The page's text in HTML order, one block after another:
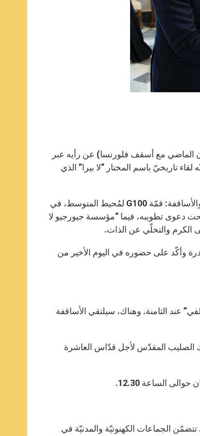
الماضي مع أسقف فلورنسا) عن رأيه عبر
تاريخيّ باسم المختار “لا بيرا” الذي
في الواقع، يُنظّم مختار فلورنسا هذا اللقاء بين 24 و27 شباط لأجل المخاتير والأساقفة: قمّة G100 لمُحيط المتوسط، في
جيورجيو لا بيرا (1904 – 1977)، والذي افتُتحت دعوى تطويبه، فيما “مؤسسة جيورجيو لا
الكرم والتخلّي عن الذات.
في باري سنة 2020، بارك البابا المبادرة وأكّد على حضوره في اليوم الأخير من
عند الثامنة. وهناك، سيلتقي الأساقفة
الصليب المقدّس لأجل قدّاس العاشرة
الساعة 12.30.
تتضمّن الجماعات الكهنوتيّة والمدنيّة في